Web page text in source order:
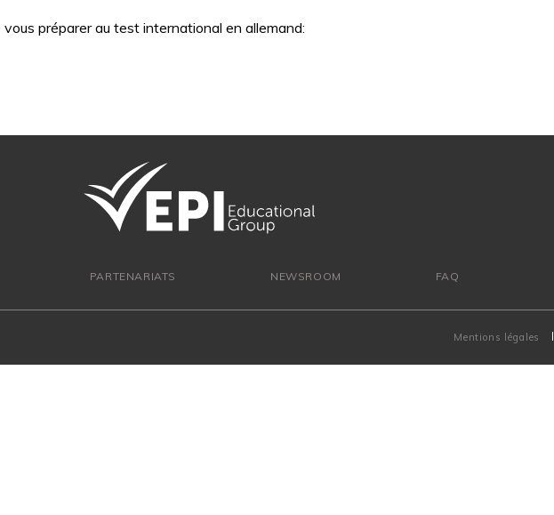
préparer au test international en allemand:
PARTENARIATS NEWSROOM FAQ
Mentions légales